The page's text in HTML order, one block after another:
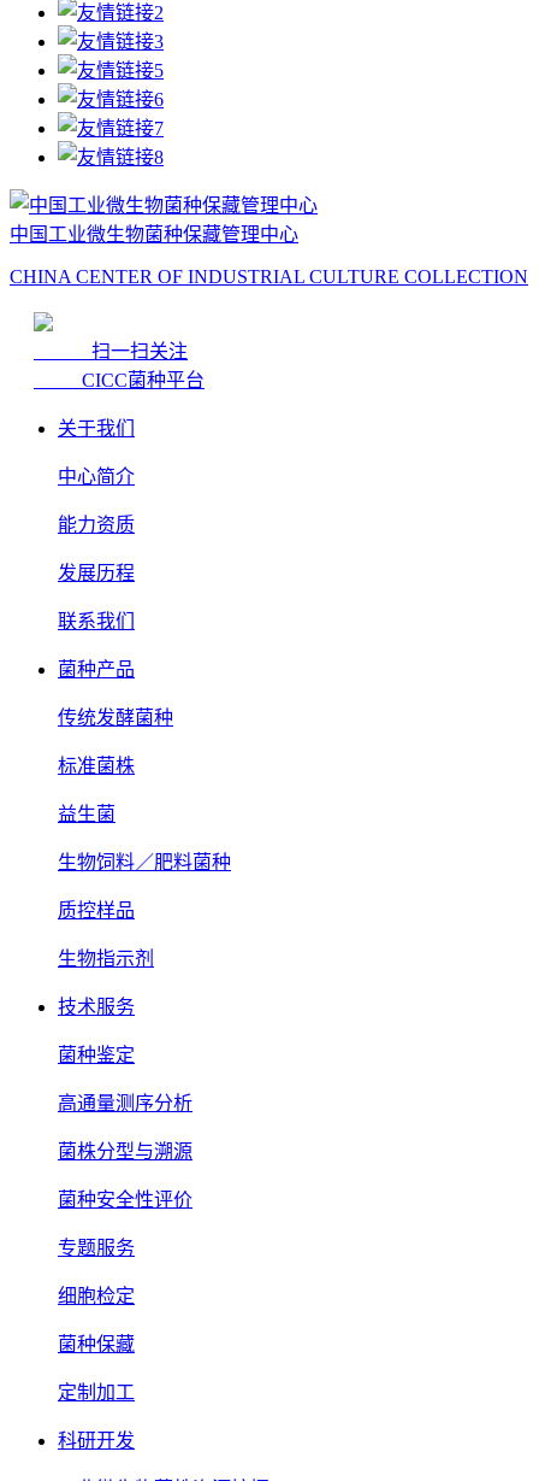
中国工业微生物菌种保藏管理中心
CHINA CENTER OF INDUSTRIAL CULTURE COLLECTION
扫一扫关注
CICC菌种平台
关于我们
中心简介
能力资质
发展历程
联系我们
菌种产品
传统发酵菌种
标准菌株
益生菌
生物饲料／肥料菌种
质控样品
生物指示剂
技术服务
菌种鉴定
高通量测序分析
菌株分型与溯源
菌种安全性评价
专题服务
细胞检定
菌种保藏
定制加工
科研开发